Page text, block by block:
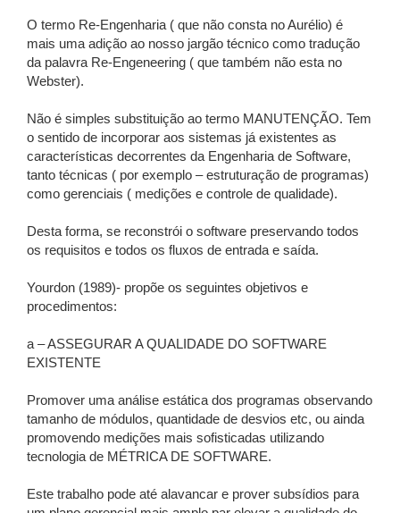
O termo Re-Engenharia ( que não consta no Aurélio) é
mais uma adição ao nosso jargão técnico como tradução
da palavra Re-Engeneering ( que também não esta no
Webster).
Não é simples substituição ao termo MANUTENÇÃO. Tem
o sentido de incorporar aos sistemas já existentes as
características decorrentes da Engenharia de Software,
tanto técnicas ( por exemplo – estruturação de programas)
como gerenciais ( medições e controle de qualidade).
Desta forma, se reconstrói o software preservando todos
os requisitos e todos os fluxos de entrada e saída.
Yourdon (1989)- propõe os seguintes objetivos e
procedimentos:
a – ASSEGURAR A QUALIDADE DO SOFTWARE
EXISTENTE
Promover uma análise estática dos programas observando
tamanho de módulos, quantidade de desvios etc, ou ainda
promovendo medições mais sofisticadas utilizando
tecnologia de MÉTRICA DE SOFTWARE.
Este trabalho pode até alavancar e prover subsídios para